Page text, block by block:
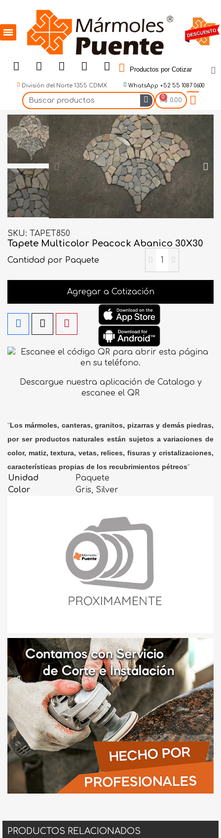
Productos por Cotizar
División del Norte 1355 CDMX WhatsApp +52 55 1087 0600
$ 0.00
SKU TAPET850
Tapete Multicolor Peacock Abanico 30X30
Cantidad por Paquete
Agregar a Cotización
Descargue nuestra aplicación de Catalogo y
escanee el QR
"Los mármoles, canteras, granitos, pizarras y demás piedras,
por ser productos naturales están sujetos a variaciones de
color, matiz, textura, vetas, relices, fisuras y cristalizaciones,
características propias de los recubrimientos pétreos"
Unidad
Paquete
Color
Gris, Silver
PRODUCTOS RELACIONADOS